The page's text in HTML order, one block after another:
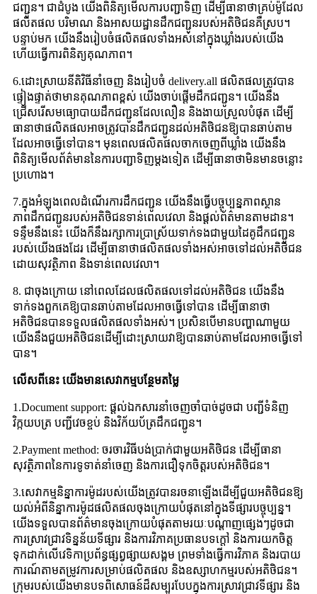
ជញ្ជូន។ ជាដំបូង យើងពិនិត្យមើលការបញ្ជាទិញ ដើម្បីធានាថាគ្រប់ម៉ូដែល
ផលិតផល បរិមាណ និងអាសយដ្ឋានដឹកជញ្ជូនរបស់អតិថិជនគឺស្រប។
បន្ទាប់មក យើងនឹងរៀបចំផលិតផលទាំងអស់នៅក្នុងឃ្លាំងរបស់យើង
ហើយធ្វើការពិនិត្យគុណភាព។
6.ដោះស្រាយនីតិវិធីនាំចេញ និងរៀបចំ delivery.all ផលិតផលត្រូវបាន
ផ្ទៀងផ្ទាត់ថាមានគុណភាពខ្ពស់ យើងចាប់ផ្តើមដឹកជញ្ជូន។ យើងនឹង
ជ្រើសរើសមធ្យោបាយដឹកជញ្ជូនដែលលឿន និងងាយស្រួលបំផុត ដើម្បី
ធានាថាផលិតផលអាចត្រូវបានដឹកជញ្ជូនដល់អតិថិជនឱ្យបានឆាប់តាម
ដែលអាចធ្វើទៅបាន។ មុនពេលផលិតផលចាកចេញពីឃ្លាំង យើងនឹង
ពិនិត្យមើលព័ត៌មាននៃការបញ្ជាទិញម្តងទៀត ដើម្បីធានាថាមិនមានចន្លោះ
ប្រហោង។
7.ក្នុងអំឡុងពេលដំណើរការដឹកជញ្ជូន យើងនឹងធ្វើបច្ចុប្បន្នភាពស្ថាន
ភាពដឹកជញ្ជូនរបស់អតិថិជនទាន់ពេលវេលា និងផ្តល់ព័ត៌មានតាមដាន។
ទន្ទឹមនឹងនេះ យើងក៏នឹងរក្សាការប្រាស្រ័យទាក់ទងជាមួយដៃគូដឹកជញ្ជូន
របស់យើងផងដែរ ដើម្បីធានាថាផលិតផលទាំងអស់អាចទៅដល់អតិថិជន
ដោយសុវត្ថិភាព និងទាន់ពេលវេលា។
8. ជាចុងក្រោយ នៅពេលដែលផលិតផលទៅដល់អតិថិជន យើងនឹង
ទាក់ទងពួកគេឱ្យបានឆាប់តាមដែលអាចធ្វើទៅបាន ដើម្បីធានាថា
អតិថិជនបានទទួលផលិតផលទាំងអស់។ ប្រសិនបើមានបញ្ហាណាមួយ
យើងនឹងជួយអតិថិជនដើម្បីដោះស្រាយវាឱ្យបានឆាប់តាមដែលអាចធ្វើទៅ
បាន។
លើសពីនេះ យើង​មាន​សេវាកម្ម​បន្ថែម​តម្លៃ
1.Document support: ផ្តល់ឯកសារនាំចេញចាំបាច់ដូចជា បញ្ជីទំនិញ
វិក្កយបត្រ បញ្ជីវេចខ្ចប់ និងវិក័យប័ត្រដឹកជញ្ជូន។
2.Payment method: ចរចារវិធីបង់ប្រាក់ជាមួយអតិថិជន ដើម្បីធានា
សុវត្ថិភាពនៃការទូទាត់នាំចេញ និងការជឿទុកចិត្តរបស់អតិថិជន។
3.សេវាកម្មនិន្នាការម៉ូដរបស់យើងត្រូវបានរចនាឡើងដើម្បីជួយអតិថិជនឱ្យ
យល់អំពីនិន្នាការម៉ូដផលិតផលចុងក្រោយបំផុតនៅក្នុងទីផ្សារបច្ចុប្បន្ន។
យើងទទួលបានព័ត៌មានចុងក្រោយបំផុតតាមរយៈបណ្តាញផ្សេងៗដូចជា
ការស្រាវជ្រាវទិន្នន័យទីផ្សារ និងការវិភាគប្រធានបទក្តៅ និងការយកចិត្ត
ទុកដាក់លើវេទិកាប្រព័ន្ធផ្សព្វផ្សាយសង្គម ព្រមទាំងធ្វើការវិភាគ និងរបាយ
ការណ៍តាមតម្រូវការសម្រាប់ផលិតផល និងឧស្សាហកម្មរបស់អតិថិជន។
ក្រុមរបស់យើងមានបទពិសោធន៍ដ៏សម្បូរបែបក្នុងការស្រាវជ្រាវទីផ្សារ និង